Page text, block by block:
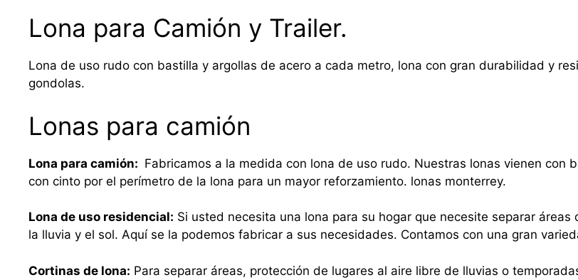
Lona para Camión y Trailer.
Lona de uso rudo con bastilla y argollas de acero a cada metro, lona con gran durabilidad y
gondolas.
Lonas para camión
Lona para camión: Fabricamos a la medida con lona de uso rudo. Nuestras lonas vienen con
con cinto por el perímetro de la lona para un mayor reforzamiento. lonas monterrey.
Lona de uso residencial: Si usted necesita una lona para su hogar que necesite separar
la lluvia y el sol. Aquí se la podemos fabricar a sus necesidades. Contamos con una gran
Cortinas de lona: Para separar áreas, protección de lugares al aire libre de lluvias o